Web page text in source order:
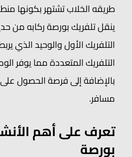
طريقه الخلاب تشتهر بكونها
ينقل تلفريك بورصة ركابه من
التلفريك الأول والوحيد
التلفريك المتعددة مما يوفر
بالإضافة إلى فرصة الحصول على
مسافر.
تعرف على أهم
بورصة